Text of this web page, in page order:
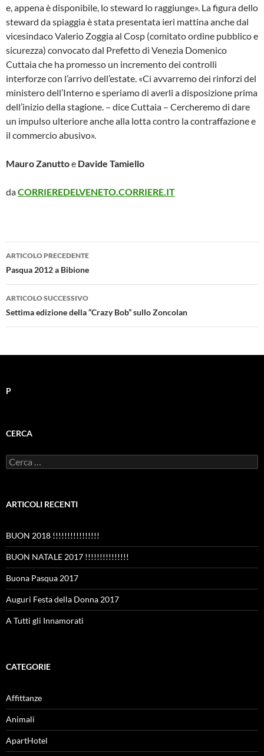
e, appena è disponibile, lo steward lo raggiunge». La figura dello
steward da spiaggia è stata presentata ieri mattina anche dal
vicesindaco Valerio Zoggia al Cosp (comitato ordine pubblico e
sicurezza) convocato dal Prefetto di Venezia Domenico
Cuttaia che ha promesso un incremento dei controlli
interforze con l’arrivo dell’estate. «Ci avvarremo dei rinforzi del
ministero dell’Interno e speriamo di averli a disposizione prima
dell’inizio della stagione. – dice Cuttaia – Cercheremo di dare
un impulso ulteriore anche alla lotta contro la contraffazione e
il commercio abusivo».
Mauro Zanuttoe Davide Tamiello
daCORRIEREDELVENETO.CORRIERE.IT
Navigazione
articolo
ARTICOLO PRECEDENTE
Pasqua 2012 a Bibione
ARTICOLO SUCCESSIVO
Settima edizione della “Crazy Bob” sullo Zoncolan
P
CERCA
Ricerca
per:
ARTICOLI RECENTI
BUON 2018 !!!!!!!!!!!!!!!!
BUON NATALE 2017 !!!!!!!!!!!!!!!
Buona Pasqua 2017
Auguri Festa della Donna 2017
A Tutti gli Innamorati
CATEGORIE
Affittanze
Animali
ApartHotel